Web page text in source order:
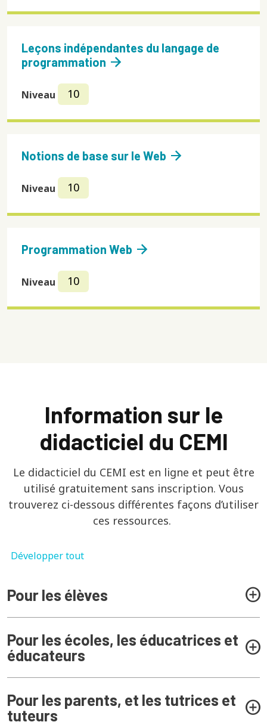
Leçons indépendantes du langage de
programmation arrow_forward
Niveau 10
Notions de base sur le Web arrow_forward
Niveau 10
Programmation Web arrow_forward
Niveau 10
Information sur le
didacticiel du CEMI
Le didacticiel du CEMI est en ligne et peut être
utilisé gratuitement sans inscription. Vous
trouverez ci-dessous différentes façons d’utiliser
ces ressources.
Développer tout
Pour les élèves
Pour les écoles, les éducatrices et
éducateurs
Pour les parents, et les tutrices et
tuteurs